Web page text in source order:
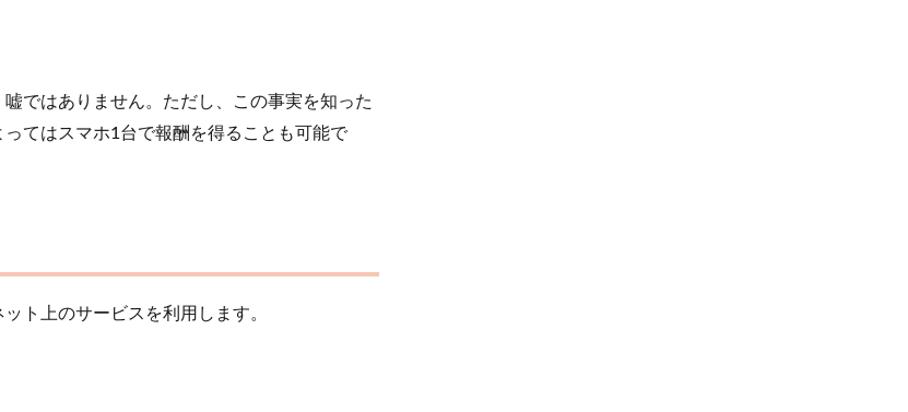
ではありません。ただし、この事実を知った
てはスマホ1台で報酬を得ることも可能で
ト上のサービスを利用します。